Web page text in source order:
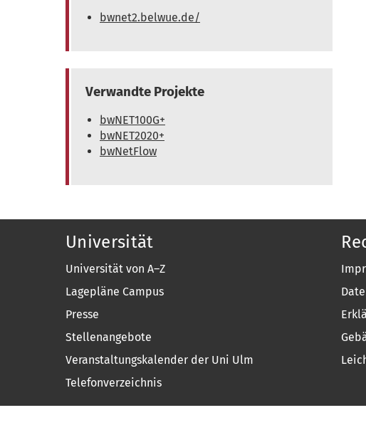
bwnet2.belwue.de/
Verwandte Projekte
bwNET100G+
bwNET2020+
bwNetFlow
Universität
Universität von A–Z
Lagepläne Campus
Presse
Stellenangebote
Veranstaltungskalender der Uni Ulm
Telefonverzeichnis